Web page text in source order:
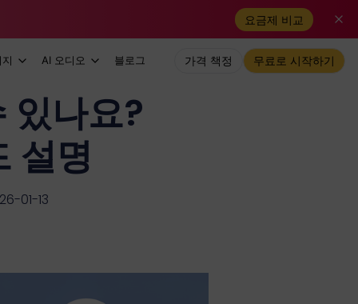
요금제 비교
AI 오디오 블로그 가격 책정 무료로 시작하기
있나요?
설명
01-13